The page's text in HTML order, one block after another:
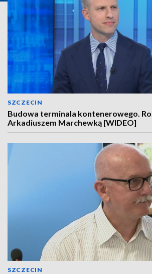
SZCZECIN
Budowa terminala kontenerowego.
Arkadiuszem Marchewką [WIDEO]
SZCZECIN